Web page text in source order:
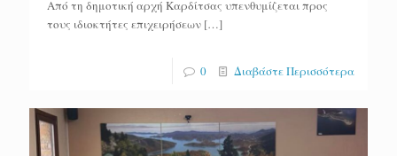
Από τη δημοτική αρχή Καρδίτσας υπενθυμίζεται προς
τους ιδιοκτήτες επιχειρήσεων […]
0 Διαβάστε Περισσότερα